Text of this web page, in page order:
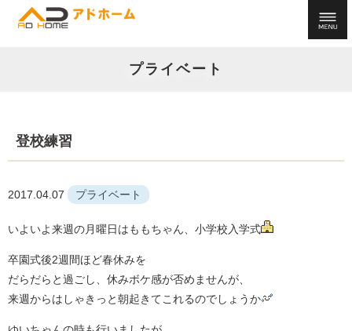
プライベート
登校練習
2017.04.07 プライベート
いよいよ来週の月曜日はももちゃん、小学校入学式
卒園式後2週間ほど春休みを
だらだらと過ごし、休みボケ感が否めませんが、
来週からはしゃきっと朝起きてこれるのでしょうか